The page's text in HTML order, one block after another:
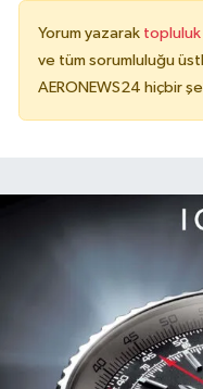
Yorum yazarak topluluk
ve tüm sorumluluğu
AERONEWS24 hiçbir